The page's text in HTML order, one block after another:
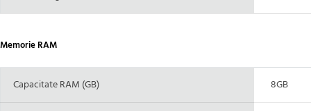
Memorie RAM
Capacitate RAM (GB) 8GB